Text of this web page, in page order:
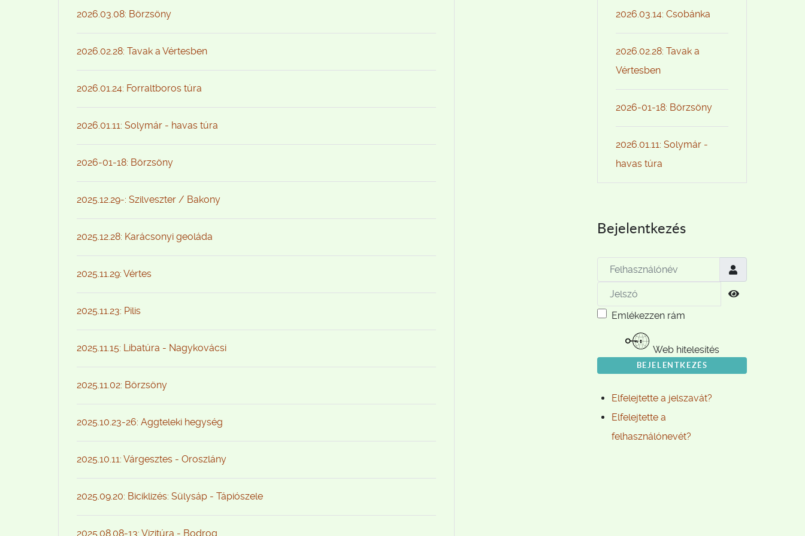
2026.03.08: Börzsöny
2026.02.28: Tavak a Vértesben
2026.01.24: Forraltboros túra
2026.01.11: Solymár - havas túra
2026-01-18: Börzsöny
2025.12.29-: Szilveszter / Bakony
2025.12.28: Karácsonyi geoláda
2025.11.29: Vértes
2025.11.23: Pilis
2025.11.15: Libatúra - Nagykovácsi
2025.11.02: Börzsöny
2025.10.23-26: Aggteleki hegység
2025.10.11: Várgesztes - Oroszlány
2025.09.20: Biciklizés: Sülysáp - Tápiószele
2025.08.08-13: Vizitúra - Bodrog
2026.03.14: Csobánka
2026.02.28: Tavak a
Vértesben
2026-01-18: Börzsöny
2026.01.11: Solymár -
havas túra
Bejelentkezés
Felhasználónév
Jelszó
Emlékezzen rám
Web hitelesítés
BEJELENTKEZÉS
Elfelejtette a jelszavát?
Elfelejtette a
felhasználónevét?